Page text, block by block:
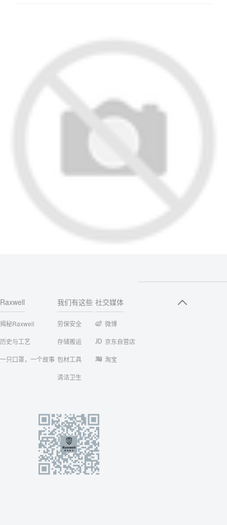
Raxwell
揭秘Raxwell
历史与工艺
一只口罩，一个故事
我们有这些
劳保安全
存储搬运
包材工具
清洁卫生
社交媒体
微博
京东自营店
淘宝